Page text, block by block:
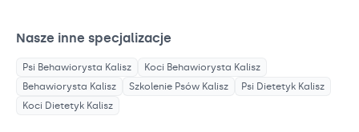
Nasze inne specjalizacje
Psi Behawiorysta Kalisz Koci Behawiorysta Kalisz
Behawiorysta Kalisz Szkolenie Psów Kalisz Psi Dietetyk Kalisz
Koci Dietetyk Kalisz